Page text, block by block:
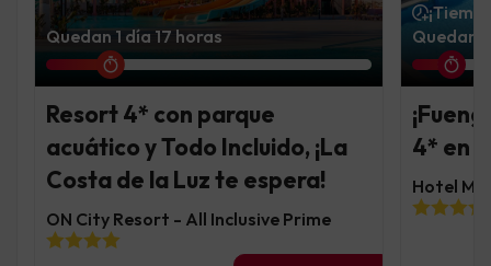
Quedan 1 día 17 horas
Resort 4* con parque
acuático y Todo Incluido, ¡La
Costa de la Luz te espera!
ON City Resort - All Inclusive Prime
Quedan
4* en
Hotel